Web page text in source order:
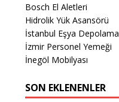
Bosch El Aletleri
Hidrolik Yük Asansörü
İstanbul Eşya Depolama
İzmir Personel Yemeği
İnegöl Mobilyası
SON EKLENENLER